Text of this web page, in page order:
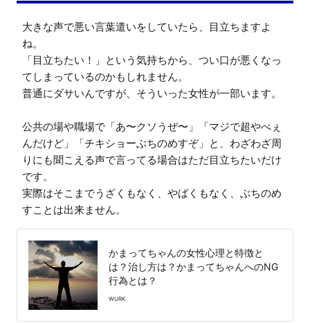
大きな声で悪い言葉遣いをしていたら、目立ちますよ
ね。
「目立ちたい！」という気持ちから、つい口が悪くなっ
てしまっているのかもしれません。
普通にダサいんですが、そういった女性が一部います。
公共の場や職場で「あ〜クソうぜ〜」「マジで超やべぇ
んだけど」「チキショーぶちのめすぞ」と、わざわざ周
りにも聞こえる声で言ってる場合はただ目立ちたいだけ
です。
実際はそこまでうざくもなく、やばくもなく、ぶちのめ
すことは出来ません。
かまってちゃんの女性心理と特徴と
は？治し方は？かまってちゃんへのNG
行為とは？
WURK